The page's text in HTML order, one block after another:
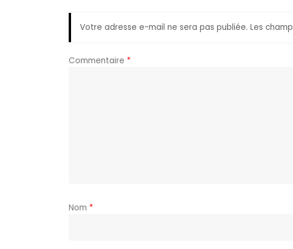
Votre adresse e-mail ne sera pas publiée. Les
Commentaire *
Nom *